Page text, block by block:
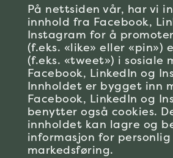
På nettsiden vår, har vi
innhold fra Facebook,
Instagram for å
(f.eks. «like» eller «pin»)
(f.eks. «tweet») i sosiale
Facebook, LinkedIn og
Innholdet er bygget inn
Facebook, LinkedIn og
benytter også cookies.
innholdet kan lagre og
informasjon for personlig
markedsføring.